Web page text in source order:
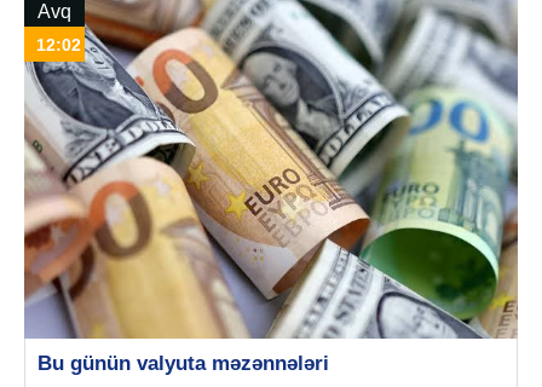
Avq
12:02
Bu günün valyuta məzənnələri